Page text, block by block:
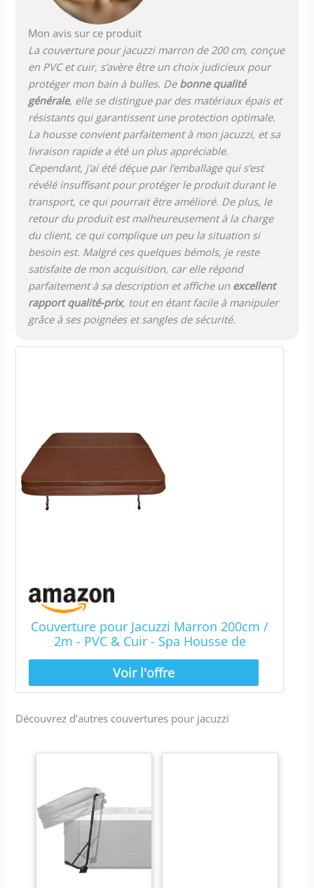
Mon avis sur ce produit
La couverture pour jacuzzi marron de 200 cm, conçue
en PVC et cuir, s’avère être un choix judicieux pour
protéger mon bain à bulles. De bonne qualité
générale, elle se distingue par des matériaux épais et
résistants qui garantissent une protection optimale.
La housse convient parfaitement à mon jacuzzi, et sa
livraison rapide a été un plus appréciable.
Cependant, j’ai été déçue par l’emballage qui s’est
révélé insuffisant pour protéger le produit durant le
transport, ce qui pourrait être amélioré. De plus, le
retour du produit est malheureusement à la charge
du client, ce qui complique un peu la situation si
besoin est. Malgré ces quelques bémols, je reste
satisfaite de mon acquisition, car elle répond
parfaitement à sa description et affiche un excellent
rapport qualité-prix, tout en étant facile à manipuler
grâce à ses poignées et sangles de sécurité.
Couverture pour Jacuzzi Marron 200cm /
2m - PVC & Cuir - Spa Housse de
Protection Bâche Protectrice Carrée
pour Hot Tub Bain à Bulles - Pliable - 4
Sangles de Sécurité & 6 Poignées
Découvrez d’autres couvertures pour jacuzzi